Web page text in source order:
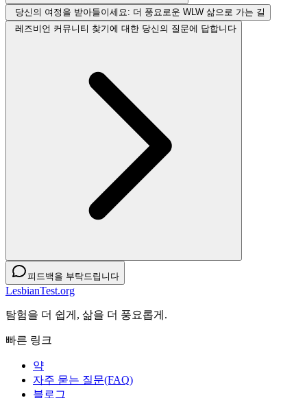
당신의 여정을 받아들이세요: 더 풍요로운 WLW 삶으로 가는 길
레즈비언 커뮤니티 찾기에 대한 당신의 질문에 답합니다
피드백을 부탁드립니다
LesbianTest.org
탐험을 더 쉽게, 삶을 더 풍요롭게.
빠른 링크
약
자주 묻는 질문(FAQ)
블로그